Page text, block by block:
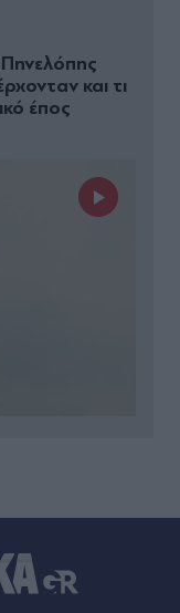
και τι
έπος